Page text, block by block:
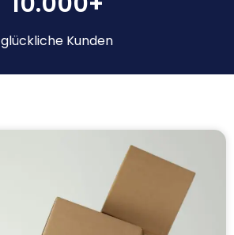
glückliche Kunden